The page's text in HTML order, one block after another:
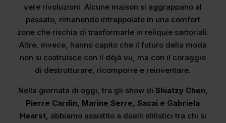
vere rivoluzioni. Alcune maison si aggrappano al
passato, rimanendo intrappolate in una comfort
zone che rischia di trasformarle in reliquie sartoriali.
Altre, invece, hanno capito che il futuro della moda
non si costruisce con il déjà vu, ma con il coraggio
di destrutturare, ricomporre e reinventare.
Nella giornata di oggi, tra gli show di Shiatzy Chen,
Pierre Cardin, Marine Serre, Sacai e Gabriela
Hearst, abbiamo assistito a duelli stilistici tra chi si